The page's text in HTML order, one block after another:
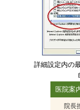
詳細設定内の
医院案
院長